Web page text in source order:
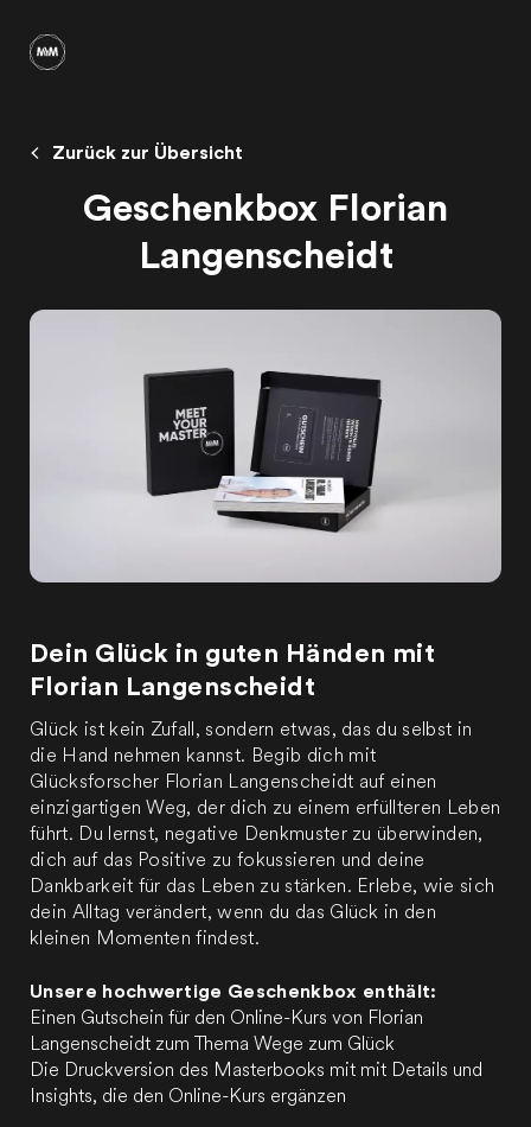
Zurück zur Übersicht
Geschenkbox Florian
Langenscheidt
Dein Glück in guten Händen mit
Florian Langenscheidt
Glück ist kein Zufall, sondern etwas, das du selbst in
die Hand nehmen kannst. Begib dich mit
Glücksforscher Florian Langenscheidt auf einen
einzigartigen Weg, der dich zu einem erfüllteren Leben
führt. Du lernst, negative Denkmuster zu überwinden,
dich auf das Positive zu fokussieren und deine
Dankbarkeit für das Leben zu stärken. Erlebe, wie sich
dein Alltag verändert, wenn du das Glück in den
kleinen Momenten findest.
Unsere hochwertige Geschenkbox enthält:
Einen Gutschein für den Online-Kurs von Florian
Langenscheidt zum Thema Wege zum Glück
Die Druckversion des Masterbooks mit mit Details und
Insights, die den Online-Kurs ergänzen